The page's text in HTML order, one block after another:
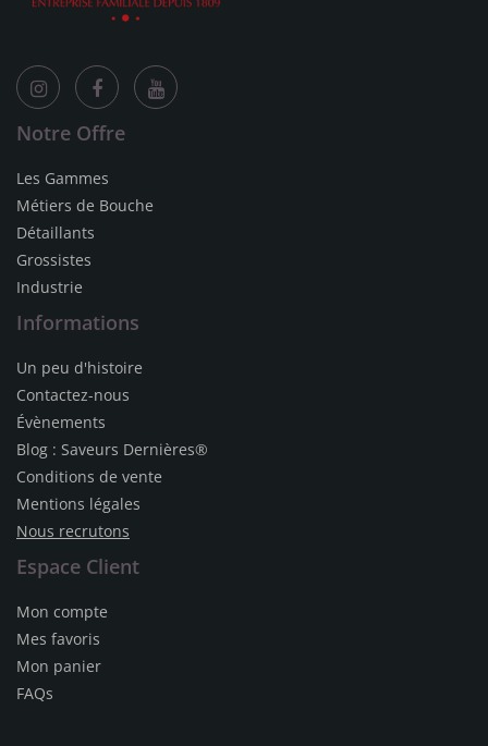
Notre Offre
Les Gammes
Métiers de Bouche
Détaillants
Grossistes
Industrie
Informations
Un peu d'histoire
Contactez-nous
Évènements
Blog : Saveurs Dernières®
Conditions de vente
Mentions légales
Nous recrutons
Espace Client
Mon compte
Mes favoris
Mon panier
FAQs